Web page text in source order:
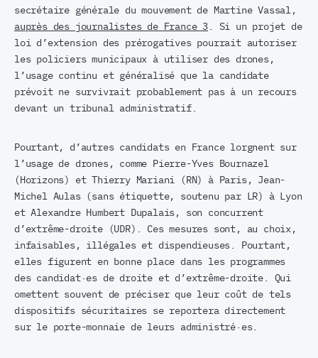
secrétaire générale du mouvement de Martine Vassal,
auprès des journalistes de France 3 . Si un projet de
loi d’extension des prérogatives pourrait autoriser
les policiers municipaux à utiliser des drones,
l’usage continu et généralisé que la candidate
prévoit ne survivrait probablement pas à un recours
devant un tribunal administratif.
Pourtant, d’autres candidats en France lorgnent sur
l’usage de drones, comme Pierre-Yves Bournazel
(Horizons) et Thierry Mariani (RN) à Paris, Jean-
Michel Aulas (sans étiquette, soutenu par LR) à Lyon
et Alexandre Humbert Dupalais, son concurrent
d’extrême-droite (UDR). Ces mesures sont, au choix,
infaisables, illégales et dispendieuses. Pourtant,
elles figurent en bonne place dans les programmes
des candidat·es de droite et d’extrême-droite. Qui
omettent souvent de préciser que leur coût de tels
dispositifs sécuritaires se reportera directement
sur le porte-monnaie de leurs administré·es.